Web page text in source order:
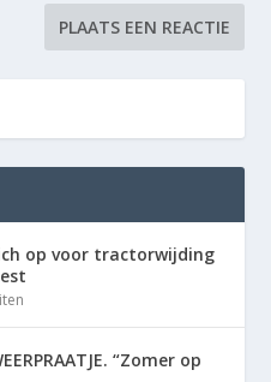
op voor tractorwijding
“Zomer op